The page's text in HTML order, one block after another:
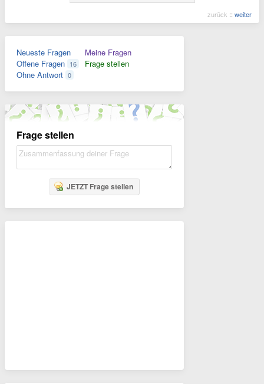
zurück :: weiter
Neueste Fragen
Offene Fragen 16
Ohne Antwort 0
Meine Fragen
Frage stellen
Frage stellen
JETZT Frage stellen